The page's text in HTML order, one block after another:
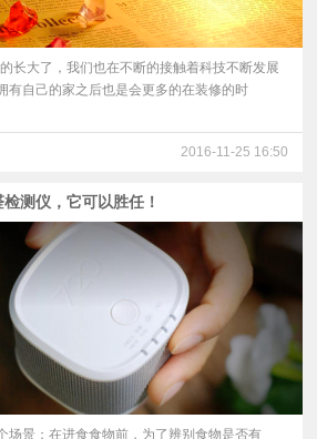
长大了，我们也在不断的接触着科技不断发展
有自己的家之后也是会更多的在装修的时
2016-11-25 16:50
测仪，它可以胜任！
场景：在进食食物前，为了辨别食物是否有